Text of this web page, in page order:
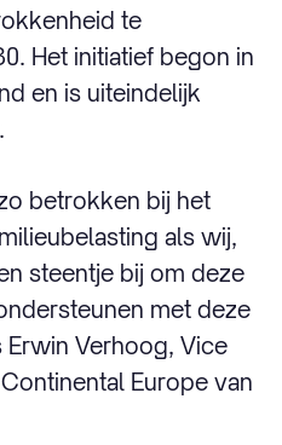
te
Het initiatief begon in
en is uiteindelijk
betrokken bij het
als wij,
steentje bij om deze
met deze
Verhoog, Vice
Europe van